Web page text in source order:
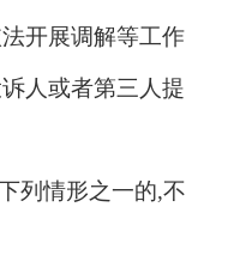
开展调解等工作
人或者第三人提
列情形之一的,不